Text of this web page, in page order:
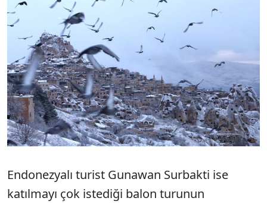
Endonezyalı turist Gunawan Surbakti ise
katılmayı çok istediği balon turunun